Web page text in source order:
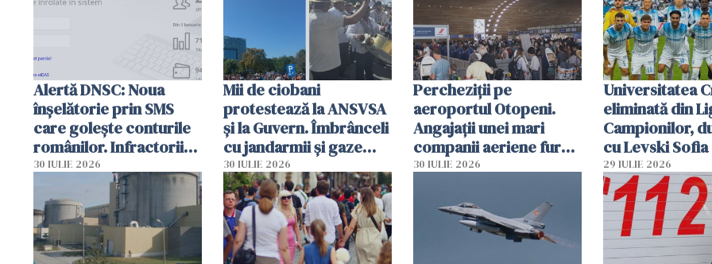
Alertă DNSC: Noua
înșelătorie prin SMS
care golește conturile
românilor. Infractorii
folosesc numele
Ghișeul.ro și al Poliției
Române
30 IULIE 2026
Mii de ciobani
protestează la ANSVSA
și la Guvern. Îmbrânceli
cu jandarmii și gaze
lacrimogene
30 IULIE 2026
Percheziții pe
aeroportul Otopeni.
Angajații unei mari
companii aeriene furau
parfumuri, ceasuri și
vânzării
30 IULIE 2026
Universitatea
eliminată din
Campionilor,
cu Levski Sofia
29 IULIE 2026